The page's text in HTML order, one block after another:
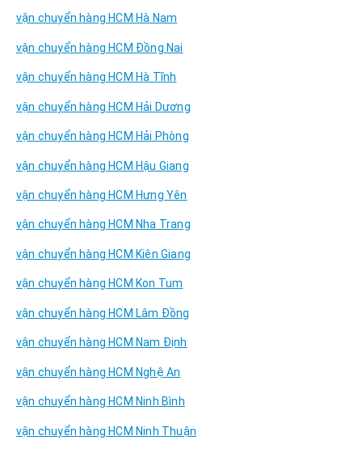
vận chuyển hàng HCM Hà Nam
vận chuyển hàng HCM Đồng Nai
vận chuyển hàng HCM Hà Tĩnh
vận chuyển hàng HCM Hải Dương
vận chuyển hàng HCM Hải Phòng
vận chuyển hàng HCM Hậu Giang
vận chuyển hàng HCM Hưng Yên
vận chuyển hàng HCM Nha Trang
vận chuyển hàng HCM Kiên Giang
vận chuyển hàng HCM Kon Tum
vận chuyển hàng HCM Lâm Đồng
vận chuyển hàng HCM Nam Định
vận chuyển hàng HCM Nghệ An
vận chuyển hàng HCM Ninh Bình
vận chuyển hàng HCM Ninh Thuận